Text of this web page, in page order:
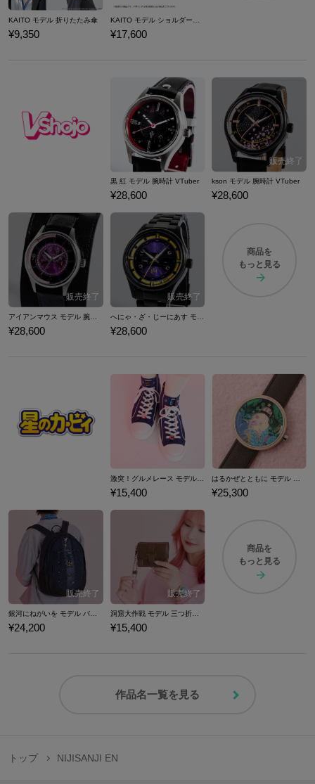
KAITO モデル 折りたたみ傘
¥9,350 ¥17,600
黒 紅 モデル 腕時計 VTuber
¥28,600
kson モデル 腕時計 VTuber
¥28,600
¥28,600 ¥28,600
商品を
もっと見る
激突！グルメレース モデル ハイカットスニーカー 『星のカービィ スーパーデラックス』 （ 2024Ver. ）
¥15,400 ¥25,300
銀河にねがいを モデル バックパック 『星のカービィ スーパーデラックス』 （ 2024Ver. ）
¥24,200
洞窟大作戦 モデル 三つ折り財布 『星のカービィ スーパーデラックス』 （ 2024Ver. ）
¥15,400
商品を
もっと見る
作品名一覧を見る
トップ NIJISANJI EN